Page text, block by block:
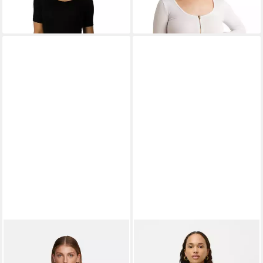
elegant
GOLD'S GYM APPAREL
Langarmbody FAYE
Langarmbody Heidi,
LeGer by Lena Gercke mit